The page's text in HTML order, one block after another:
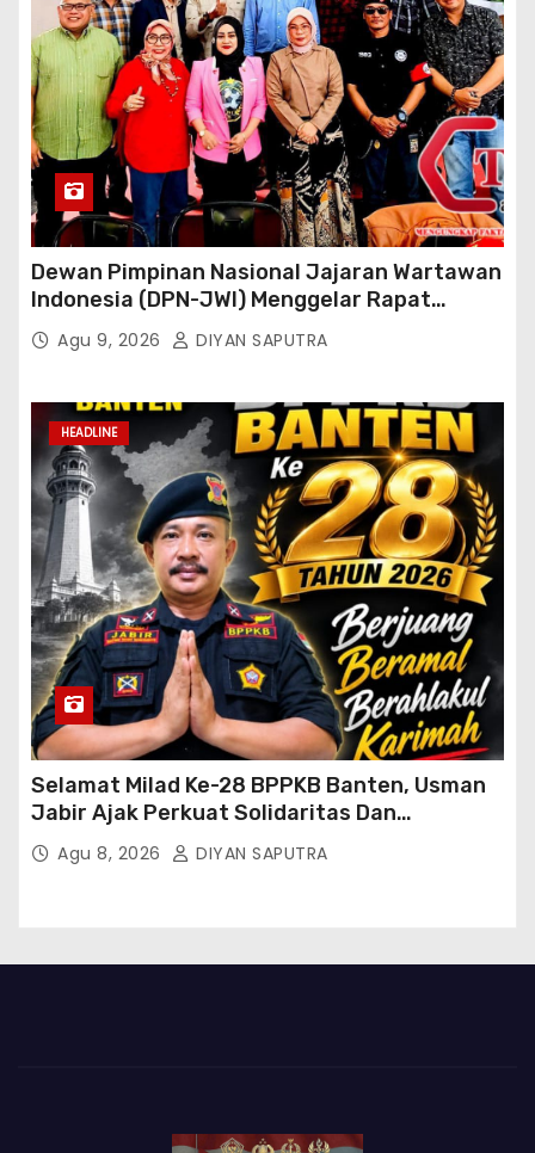
Dewan Pimpinan Nasional Jajaran Wartawan
Indonesia (DPN-JWI) Menggelar Rapat
Konsolidasi Dan Restrukturisasi Di Jakarta
Agu 9, 2026 DIYAN SAPUTRA
HEADLINE
Selamat Milad Ke-28 BPPKB Banten, Usman
Jabir Ajak Perkuat Solidaritas Dan
Kebersamaan
Agu 8, 2026 DIYAN SAPUTRA